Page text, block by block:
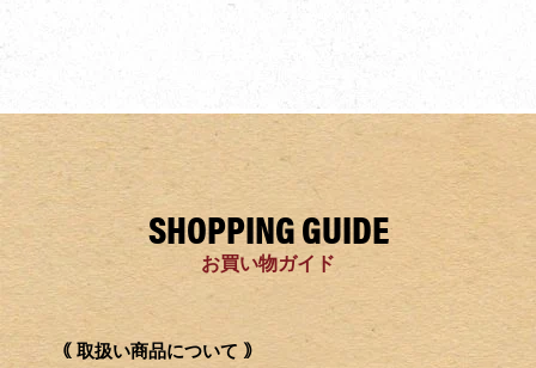
SHOPPING GUIDE
お買い物ガイド
｟ 取扱い商品について ｠